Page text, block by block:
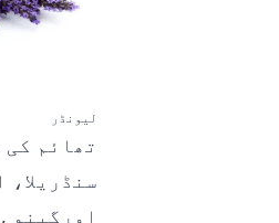
لیونڈر
تھائم
اورگینو